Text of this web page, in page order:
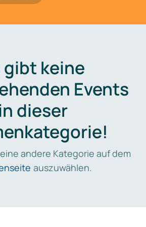
gibt keine
Events
dieser
andere Kategorie auf dem
auszuwählen.